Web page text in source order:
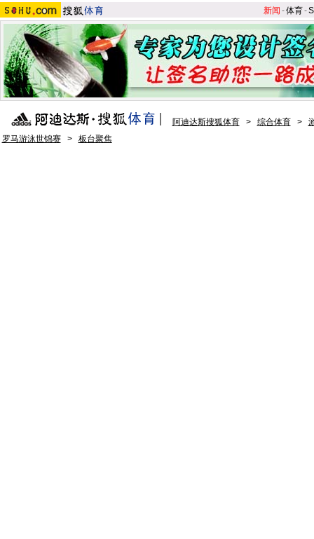
新闻 -体育-S
阿迪达斯搜狐体育 > 综合体育 >
罗马游泳世锦赛
> 板台聚焦